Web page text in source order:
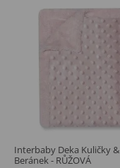
Interbaby Deka Kuličky &
Beránek - RŮŽOVÁ